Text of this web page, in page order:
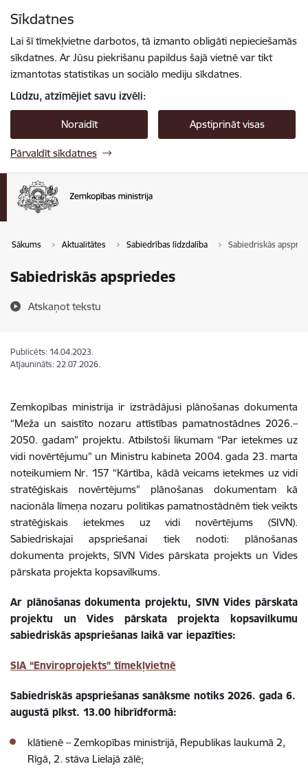
Sīkdatnes
Lai šī tīmekļvietne darbotos, tā izmanto obligāti nepieciešamās
sīkdatnes. Ar Jūsu piekrišanu papildus šajā vietnē var tikt
izmantotas statistikas un sociālo mediju sīkdatnes.
Lūdzu, atzīmējiet savu izvēli:
Noraidīt Apstiprināt visas
Pārvaldīt sīkdatnes
Sākums Aktualitātes Sabiedrības līdzdalība Sabiedriskās
Sabiedriskās apspriedes
Atskaņot tekstu
Publicēts: 14.04.2023.
Atjaunināts: 22.07.2026.
Zemkopības ministrija ir izstrādājusi plānošanas dokumenta
“Meža un saistīto nozaru attīstības pamatnostādnes 2026.–
2050. gadam” projektu. Atbilstoši likumam “Par ietekmes uz
vidi novērtējumu” un Ministru kabineta 2004. gada 23. marta
noteikumiem Nr. 157 “Kārtība, kādā veicams ietekmes uz vidi
stratēģiskais novērtējums” plānošanas dokumentam kā
nacionāla līmeņa nozaru politikas pamatnostādnēm tiek veikts
stratēģiskais ietekmes uz vidi novērtējums (SIVN).
Sabiedriskajai apspriešanai tiek nodoti: plānošanas
dokumenta projekts, SIVN Vides pārskata projekts un Vides
pārskata projekta kopsavilkums.
Ar plānošanas dokumenta projektu, SIVN Vides pārskata
projektu un Vides pārskata projekta kopsavilkumu
sabiedriskās apspriešanas laikā var iepazīties:
SIA “Enviroprojekts” tīmekļvietnē
Sabiedriskās apspriešanas sanāksme notiks 2026. gada 6.
augustā plkst. 13.00 hibrīdformā:
klātienē – Zemkopības ministrijā, Republikas laukumā 2,
Rīgā, 2. stāva Lielajā zālē;